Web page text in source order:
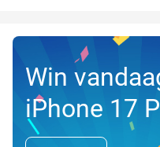
Win
iPhone 17